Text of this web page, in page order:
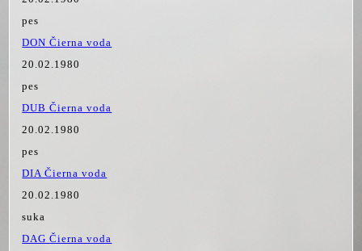
pes
DON Čierna voda
20.02.1980
pes
DUB Čierna voda
20.02.1980
pes
DIA Čierna voda
20.02.1980
suka
DAG Čierna voda